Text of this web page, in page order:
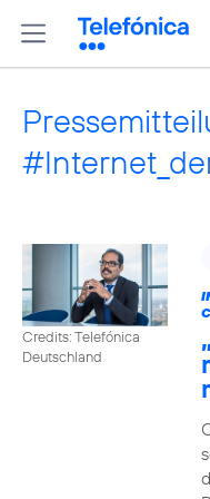
Credits: Telefónica
Deutschland